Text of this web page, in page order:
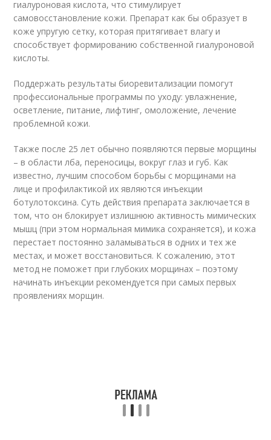
гиалуроновая кислота, что стимулирует
самовосстановление кожи. Препарат как бы образует в
коже упругую сетку, которая притягивает влагу и
способствует формированию собственной гиалуроновой
кислоты.
Поддержать результаты биоревитализации помогут
профессиональные программы по уходу: увлажнение,
осветление, питание, лифтинг, омоложение, лечение
проблемной кожи.
Также после 25 лет обычно появляются первые морщины
– в области лба, переносицы, вокруг глаз и губ. Как
известно, лучшим способом борьбы с морщинами на
лице и профилактикой их являются инъекции
ботулотоксина. Суть действия препарата заключается в
том, что он блокирует излишнюю активность мимических
мышц (при этом нормальная мимика сохраняется), и кожа
перестает постоянно заламываться в одних и тех же
местах, и может восстановиться. К сожалению, этот
метод не поможет при глубоких морщинах – поэтому
начинать инъекции рекомендуется при самых первых
проявлениях морщин.